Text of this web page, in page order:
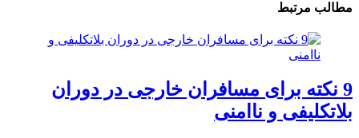
مطالب مرتبط
9 نکته برای مسافران خارجی در دوران
بلاتکلیفی و ناامنی